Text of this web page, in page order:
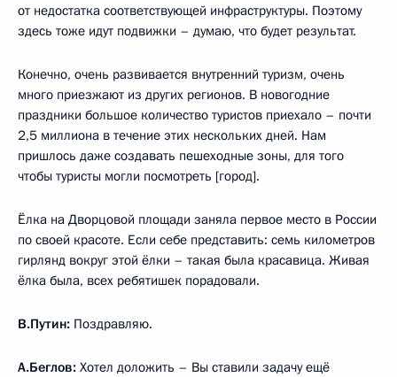
от недостатка соответствующей инфраструктуры. Поэтому
здесь тоже идут подвижки – думаю, что будет результат.
Конечно, очень развивается внутренний туризм, очень
много приезжают из других регионов. В новогодние
праздники большое количество туристов приехало – почти
2,5 миллиона в течение этих нескольких дней. Нам
пришлось даже создавать пешеходные зоны, для того
чтобы туристы могли посмотреть [город].
Ёлка на Дворцовой площади заняла первое место в России
по своей красоте. Если себе представить: семь километров
гирлянд вокруг этой ёлки – такая была красавица. Живая
ёлка была, всех ребятишек порадовали.
В.Путин: Поздравляю.
А.Беглов: Хотел доложить – Вы ставили задачу ещё